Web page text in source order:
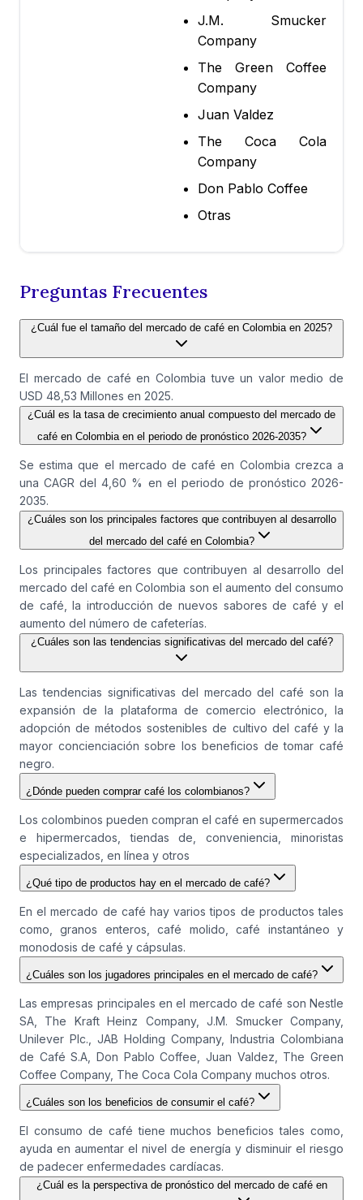
J.M. Smucker
Company
The Green Coffee
Company
Juan Valdez
The Coca Cola
Company
Don Pablo Coffee
Otras
Preguntas Frecuentes
¿Cuál fue el tamaño del mercado de café en Colombia en 2025?
El mercado de café en Colombia tuve un valor medio de
USD 48,53 Millones en 2025.
¿Cuál es la tasa de crecimiento anual compuesto del mercado de
café en Colombia en el periodo de pronóstico 2026-2035?
Se estima que el mercado de café en Colombia crezca a
una CAGR del 4,60 % en el periodo de pronóstico 2026-
2035.
¿Cuáles son los principales factores que contribuyen al desarrollo
del mercado del café en Colombia?
Los principales factores que contribuyen al desarrollo del
mercado del café en Colombia son el aumento del consumo
de café, la introducción de nuevos sabores de café y el
aumento del número de cafeterías.
¿Cuáles son las tendencias significativas del mercado del café?
Las tendencias significativas del mercado del café son la
expansión de la plataforma de comercio electrónico, la
adopción de métodos sostenibles de cultivo del café y la
mayor concienciación sobre los beneficios de tomar café
negro.
¿Dónde pueden comprar café los colombianos?
Los colombinos pueden compran el café en supermercados
e hipermercados, tiendas de, conveniencia, minoristas
especializados, en línea y otros
¿Qué tipo de productos hay en el mercado de café?
En el mercado de café hay varios tipos de productos tales
como, granos enteros, café molido, café instantáneo y
monodosis de café y cápsulas.
¿Cuáles son los jugadores principales en el mercado de café?
Las empresas principales en el mercado de café son Nestle
SA, The Kraft Heinz Company, J.M. Smucker Company,
Unilever Plc., JAB Holding Company, Industria Colombiana
de Café S.A, Don Pablo Coffee, Juan Valdez, The Green
Coffee Company, The Coca Cola Company muchos otros.
¿Cuáles son los beneficios de consumir el café?
El consumo de café tiene muchos beneficios tales como,
ayuda en aumentar el nivel de energía y disminuir el riesgo
de padecer enfermedades cardíacas.
¿Cuál es la perspectiva de pronóstico del mercado de café en